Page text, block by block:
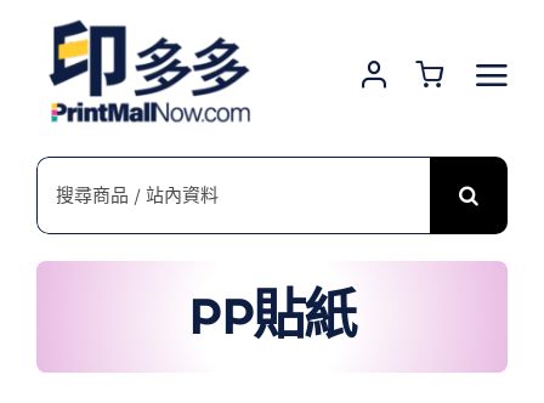
content
搜
PP貼紙